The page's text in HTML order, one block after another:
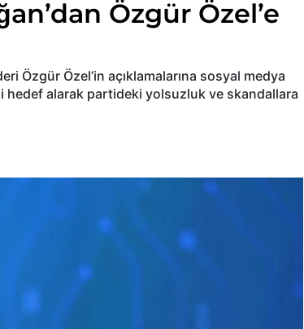
Özgür Özel’e
Özgür Özel’in açıklamalarına sosyal medya
hedef alarak partideki yolsuzluk ve skandallara